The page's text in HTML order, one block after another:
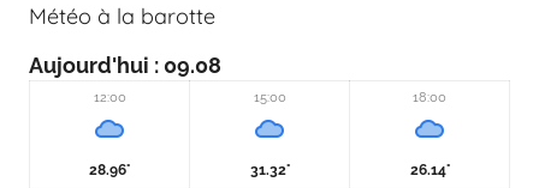
Météo à la barotte
Aujourd'hui : 09.08
12:00
28.96°
15:00
31.32°
18:00
26.14°